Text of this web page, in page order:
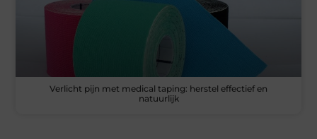
Verlicht pijn met medical taping: herstel effectief en
natuurlijk